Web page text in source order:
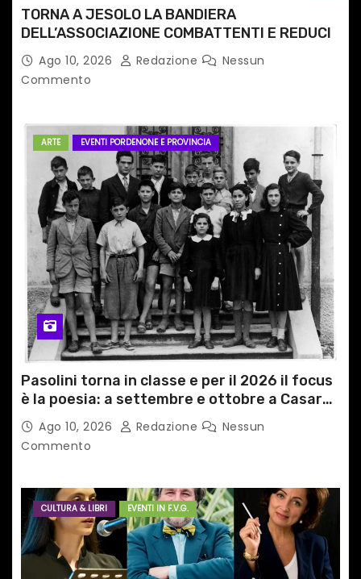
TORNA A JESOLO LA BANDIERA
DELL’ASSOCIAZIONE COMBATTENTI E REDUCI
Ago 10, 2026 Redazione
Nessun
Commento
ARTE EVENTI PORDENONE E PROVINCIA
Pasolini torna in classe e per il 2026 il focus
è la poesia: a settembre e ottobre a Casarsa
(Pn) l’originale percorso per docenti delle
scuole medie e superiori
Ago 10, 2026 Redazione
Nessun
Commento
CULTURA & LIBRI EVENTI IN F.V.G.